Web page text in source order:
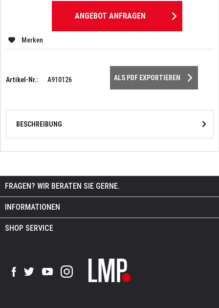
ANGEBOT ANFRAGEN
Merken
Artikel-Nr.: A910126 ALS PDF EXPORTIEREN
BESCHREIBUNG
FRAGEN? WIR BERATEN SIE GERNE.
INFORMATIONEN
SHOP SERVICE